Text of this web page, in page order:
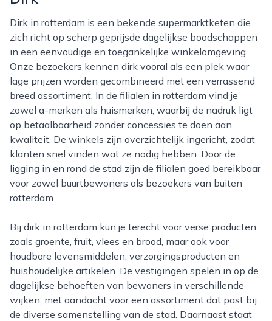
Dirk in rotterdam is een bekende supermarktketen die
zich richt op scherp geprijsde dagelijkse boodschappen
in een eenvoudige en toegankelijke winkelomgeving.
Onze bezoekers kennen dirk vooral als een plek waar
lage prijzen worden gecombineerd met een verrassend
breed assortiment. In de filialen in rotterdam vind je
zowel a-merken als huismerken, waarbij de nadruk ligt
op betaalbaarheid zonder concessies te doen aan
kwaliteit. De winkels zijn overzichtelijk ingericht, zodat
klanten snel vinden wat ze nodig hebben. Door de
ligging in en rond de stad zijn de filialen goed bereikbaar
voor zowel buurtbewoners als bezoekers van buiten
rotterdam.
Bij dirk in rotterdam kun je terecht voor verse producten
zoals groente, fruit, vlees en brood, maar ook voor
houdbare levensmiddelen, verzorgingsproducten en
huishoudelijke artikelen. De vestigingen spelen in op de
dagelijkse behoeften van bewoners in verschillende
wijken, met aandacht voor een assortiment dat past bij
de diverse samenstelling van de stad. Daarnaast staat